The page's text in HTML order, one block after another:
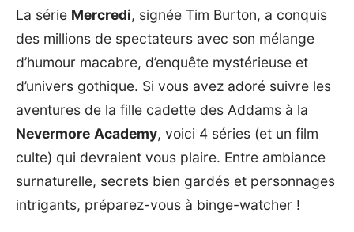
La série Mercredi, signée Tim Burton, a conquis
des millions de spectateurs avec son mélange
d’humour macabre, d’enquête mystérieuse et
d’univers gothique. Si vous avez adoré suivre les
aventures de la fille cadette des Addams à la
Nevermore Academy, voici 4 séries (et un film
culte) qui devraient vous plaire. Entre ambiance
surnaturelle, secrets bien gardés et personnages
intrigants, préparez-vous à binge-watcher !